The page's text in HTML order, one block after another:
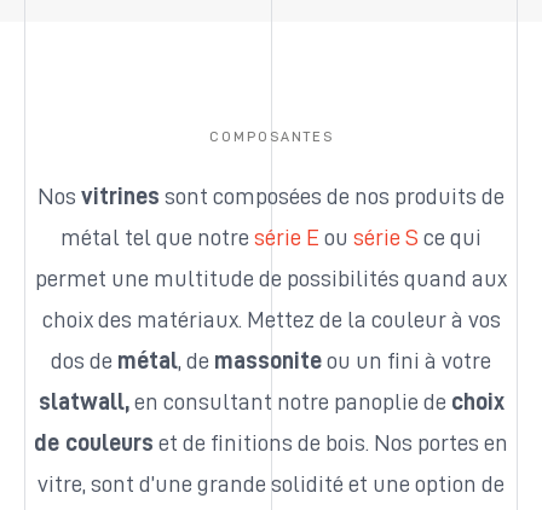
COMPOSANTES
Nos vitrines sont composées de nos produits de
métal tel que notre série E ou série S ce qui
permet une multitude de possibilités quand aux
choix des matériaux. Mettez de la couleur à vos
dos de métal , de massonite ou un fini à votre
slatwall,en consultant notre panoplie de choix
de couleurs et de finitions de bois. Nos portes en
vitre, sont d’une grande solidité et une option de